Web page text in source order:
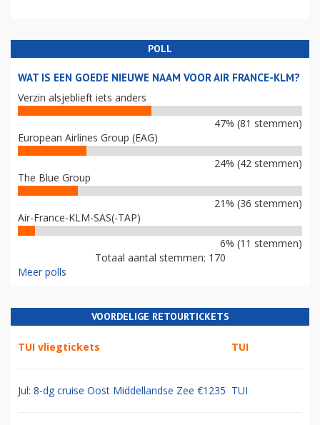
POLL
WAT IS EEN GOEDE NIEUWE NAAM VOOR AIR FRANCE-KLM?
Verzin alsjeblieft iets anders
47% (81 stemmen)
European Airlines Group (EAG)
24% (42 stemmen)
The Blue Group
21% (36 stemmen)
Air-France-KLM-SAS(-TAP)
6% (11 stemmen)
Totaal aantal stemmen: 170
Meer polls
VOORDELIGE RETOURTICKETS
TUI vliegtickets TUI
Jul: 8-dg cruise Oost Middellandse Zee €1235 TUI